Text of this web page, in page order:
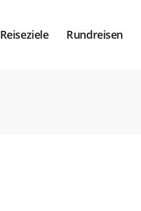
Reiseziele Rundreisen